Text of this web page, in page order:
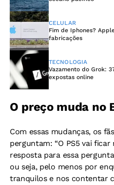
CELULAR
Fim de Iphones?
fabricações
TECNOLOGIA
Vazamento do Grok:
expostas online
O preço muda no
Com essas mudanças, os
perguntam: “O PS5 vai ficar
resposta para essa
ou seja, pelo menos por
tranquilos e nos contentar